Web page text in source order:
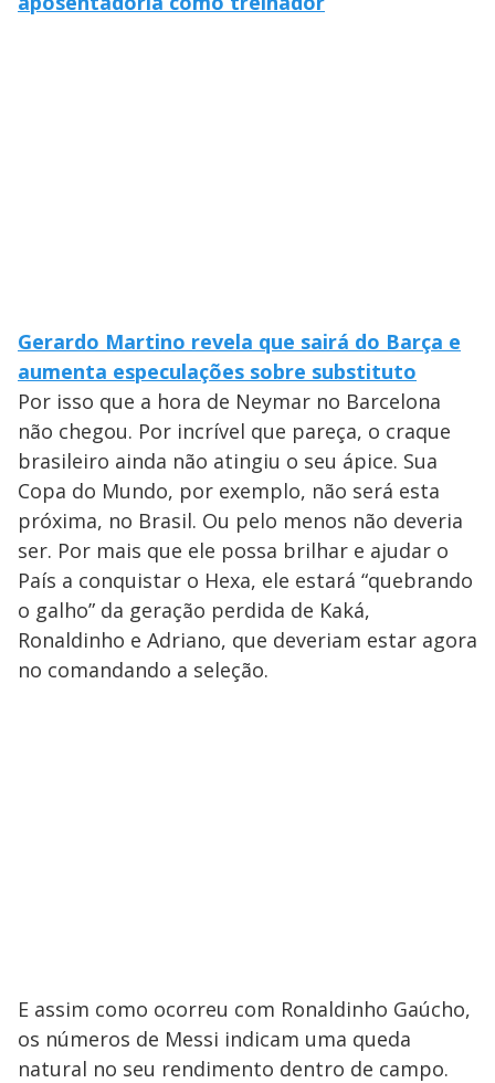
Gerardo Martino revela que sairá do Barça e
aumenta especulações sobre substituto
Por isso que a hora de Neymar no Barcelona
não chegou. Por incrível que pareça, o craque
brasileiro ainda não atingiu o seu ápice. Sua
Copa do Mundo, por exemplo, não será esta
próxima, no Brasil. Ou pelo menos não deveria
ser. Por mais que ele possa brilhar e ajudar o
País a conquistar o Hexa, ele estará “quebrando
o galho” da geração perdida de Kaká,
Ronaldinho e Adriano, que deveriam estar agora
no comandando a seleção.
E assim como ocorreu com Ronaldinho Gaúcho,
os números de Messi indicam uma queda
natural no seu rendimento dentro de campo.